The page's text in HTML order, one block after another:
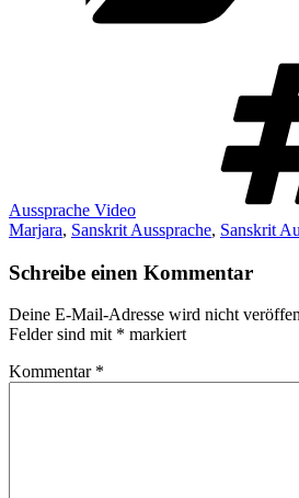
Aussprache Video
Marjara, Sanskrit Aussprache, Sanskrit
Schreibe einen Kommentar
Deine E-Mail-Adresse wird nicht
Felder sind mit * markiert
Kommentar *